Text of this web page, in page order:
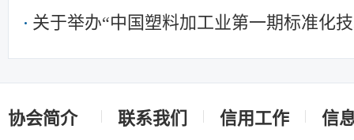
免费提供展位
关于举办“中国塑料加工业第一期标准化
协会简介 联系我们 信用工作 信